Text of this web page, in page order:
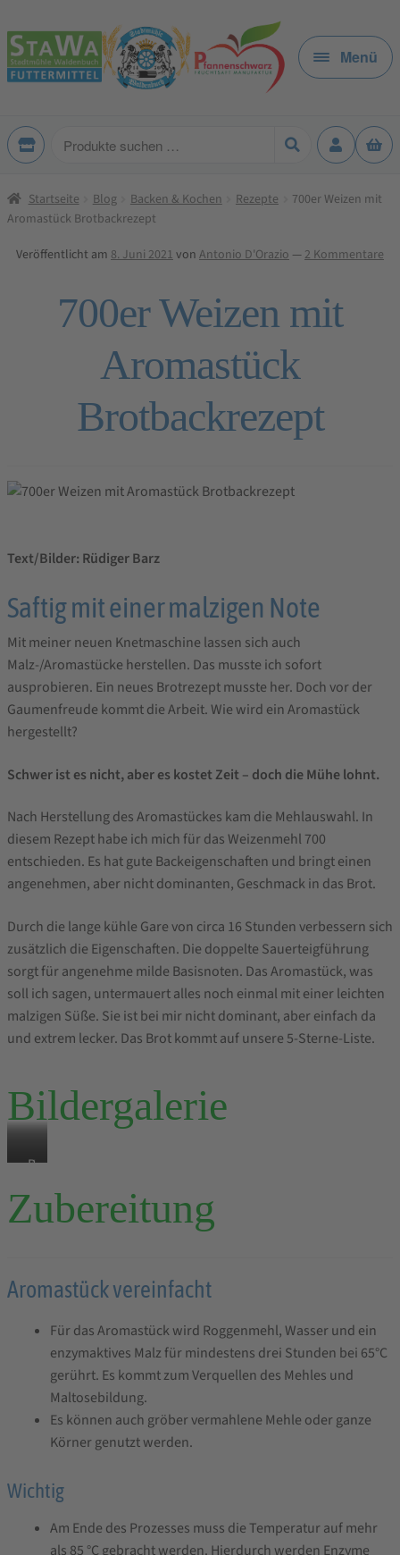
Zur
Navigation
springen
Zum
Inhalt
springen
Menü
Produkte
Startseite Blog Backen & Kochen Rezepte
700er Weizen mit
Aromastück Brotbackrezept
Veröffentlicht am 8. Juni 2021von Antonio D'Orazio —2 Kommentare
700er Weizen mit
Aromastück
Brotbackrezept
Text/Bilder: Rüdiger Barz
Saftig mit einer malzigen Note
Mit meiner neuen Knetmaschine lassen sich auch
Malz-/Aromastücke herstellen. Das musste ich sofort
ausprobieren. Ein neues Brotrezept musste her. Doch vor der
Gaumenfreude kommt die Arbeit. Wie wird ein Aromastück
hergestellt?
Schwer ist es nicht, aber es kostet Zeit – doch die Mühe lohnt.
Nach Herstellung des Aromastückes kam die Mehlauswahl. In
diesem Rezept habe ich mich für das Weizenmehl 700
entschieden. Es hat gute Backeigenschaften und bringt einen
angenehmen, aber nicht dominanten, Geschmack in das Brot.
Durch die lange kühle Gare von circa 16 Stunden verbessern sich
zusätzlich die Eigenschaften. Die doppelte Sauerteigführung
sorgt für angenehme milde Basisnoten. Das Aromastück, was
soll ich sagen, untermauert alles noch einmal mit einer leichten
malzigen Süße. Sie ist bei mir nicht dominant, aber einfach da
und extrem lecker. Das Brot kommt auf unsere 5-Sterne-Liste.
Bildergalerie
K
u
K
u
B
c
g
Zubereitung
Aromastück vereinfacht
Für das Aromastück wird Roggenmehl, Wasser und ein
enzymaktives Malz für mindestens drei Stunden bei 65°C
gerührt. Es kommt zum Verquellen des Mehles und
Maltosebildung.
Es können auch gröber vermahlene Mehle oder ganze
Körner genutzt werden.
Wichtig
Am Ende des Prozesses muss die Temperatur auf mehr
als 85 °C gebracht werden. Hierdurch werden Enzyme